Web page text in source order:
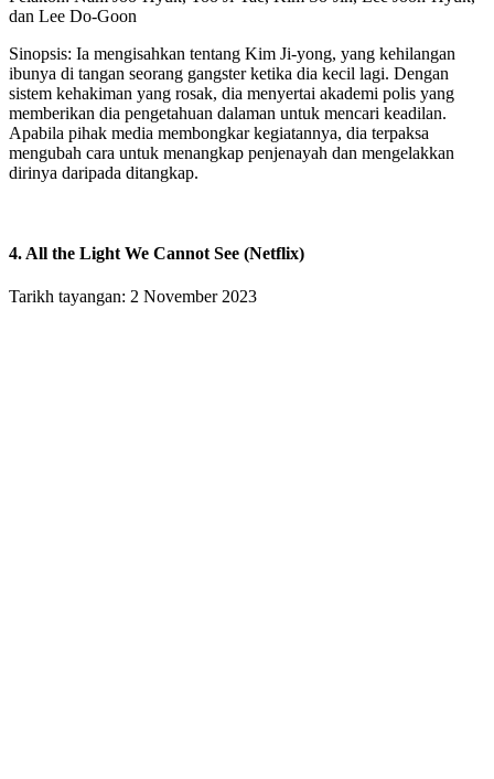
dan Lee Do-Goon
Sinopsis: Ia mengisahkan tentang Kim Ji-yong, yang kehilangan
ibunya di tangan seorang gangster ketika dia kecil lagi. Dengan
sistem kehakiman yang rosak, dia menyertai akademi polis yang
memberikan dia pengetahuan dalaman untuk mencari keadilan.
Apabila pihak media membongkar kegiatannya, dia terpaksa
mengubah cara untuk menangkap penjenayah dan mengelakkan
dirinya daripada ditangkap.
4. All the Light We Cannot See (Netflix)
Tarikh tayangan: 2 November 2023